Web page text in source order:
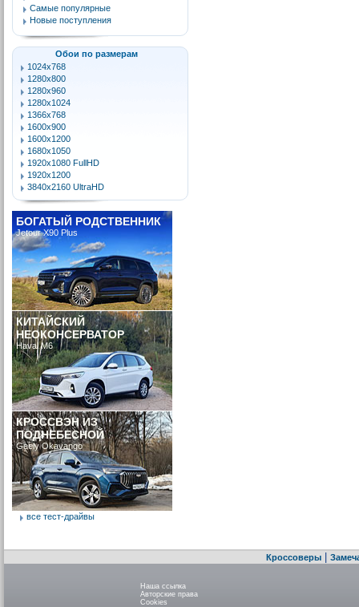
Самые популярные
Новые поступления
Обои по размерам
1024x768
1280x800
1280x960
1280x1024
1366x768
1600x900
1600x1200
1680x1050
1920x1080 FullHD
1920x1200
3840x2160 UltraHD
БОГАТЫЙ РОДСТВЕННИК
Jetour X90 Plus
КИТАЙСКИЙ
НЕОКОНСЕРВАТОР
Haval M6
КРОССВЭН ИЗ
ПОДНЕБЕСНОЙ
Geely Okavango
все тест-драйвы
Кроссоверы
Наша ссылка
Авторские права
Cookies